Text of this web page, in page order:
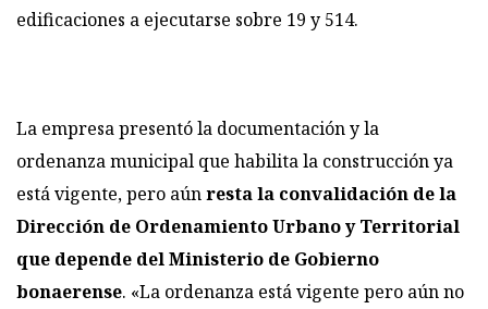
edificaciones a ejecutarse sobre 19 y 514.
La empresa presentó la documentación y la
ordenanza municipal que habilita la construcción ya
está vigente, pero aúnresta la convalidación de la
Dirección de Ordenamiento Urbano y Territorial
que depende del Ministerio de Gobierno
bonaerense. «La ordenanza está vigente pero aún no